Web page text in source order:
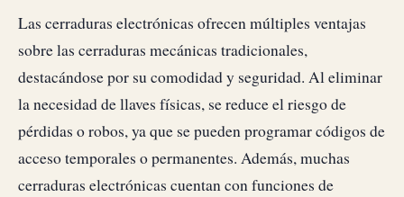
Las cerraduras electrónicas ofrecen múltiples ventajas
sobre las cerraduras mecánicas tradicionales,
destacándose por su comodidad y seguridad. Al eliminar
la necesidad de llaves físicas, se reduce el riesgo de
pérdidas o robos, ya que se pueden programar códigos de
acceso temporales o permanentes. Además, muchas
cerraduras electrónicas cuentan con funciones de